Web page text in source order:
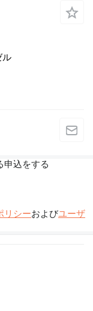
ル
申込をする
リシーおよびユーザ